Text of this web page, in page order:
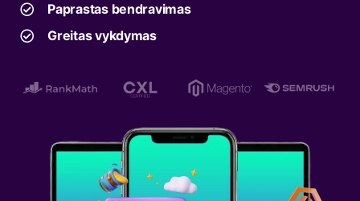
Paprastas bendravimas
Greitas vykdymas